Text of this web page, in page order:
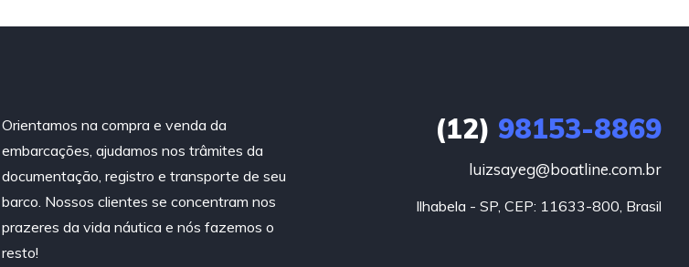
Orientamos na compra e venda da
embarcações, ajudamos nos trâmites da
documentação, registro e transporte de seu
barco. Nossos clientes se concentram nos
prazeres da vida náutica e nós fazemos o
resto!
(12) 98153-8869
luizsayeg@boatline.com.br
Ilhabela - SP, CEP: 11633-800, Brasil